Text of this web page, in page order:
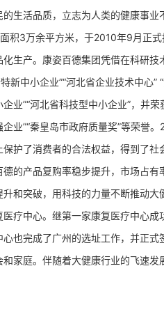
的生活品质，立志为人类的健康事
积3万余平方米，于2010年9月正
生产。康姿百德集团凭借在科研技
新中小企业”“河北省企业技术中心
业”“河北省科技型中小企业”，并
业”“秦皇岛市政府质量奖”等荣誉
保护了消费者的合法权益，得到了
德的产品复购率稳步提升，市场占
升和突破，用科技的力量不断推动
医疗中心。继第一家康复医疗中心
心也完成了广州的选址工作，并正
和家庭。伴随着大健康行业的飞速